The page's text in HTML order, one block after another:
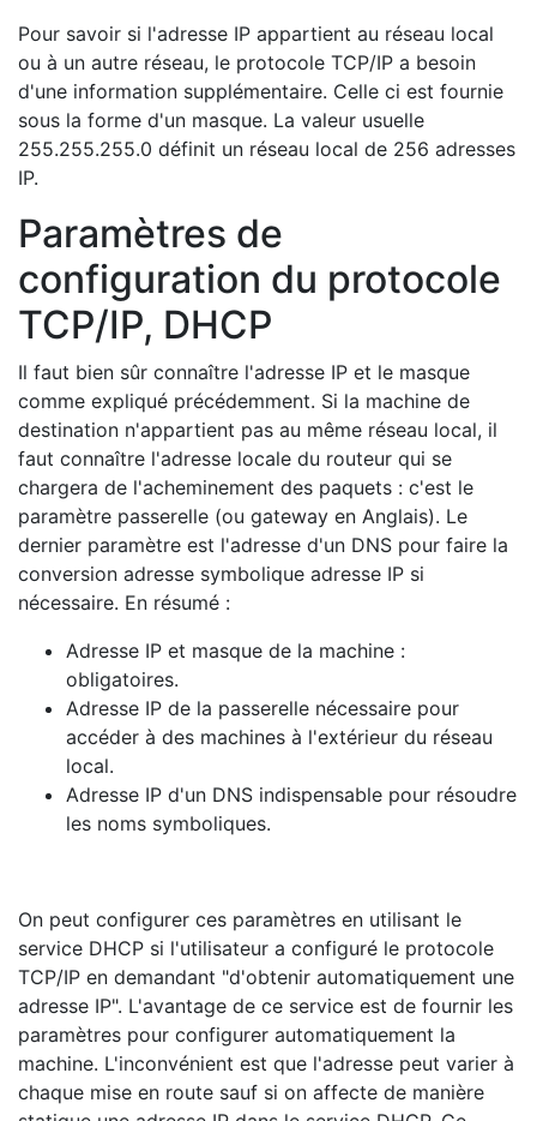
Pour savoir si l'adresse IP appartient au réseau local
ou à un autre réseau, le protocole TCP/IP a besoin
d'une information supplémentaire. Celle ci est fournie
sous la forme d'un masque. La valeur usuelle
255.255.255.0 définit un réseau local de 256 adresses
IP.
Paramètres de
configuration du protocole
TCP/IP, DHCP
Il faut bien sûr connaître l'adresse IP et le masque
comme expliqué précédemment. Si la machine de
destination n'appartient pas au même réseau local, il
faut connaître l'adresse locale du routeur qui se
chargera de l'acheminement des paquets : c'est le
paramètre passerelle (ou gateway en Anglais). Le
dernier paramètre est l'adresse d'un DNS pour faire la
conversion adresse symbolique adresse IP si
nécessaire. En résumé :
Adresse IP et masque de la machine :
obligatoires.
Adresse IP de la passerelle nécessaire pour
accéder à des machines à l'extérieur du réseau
local.
Adresse IP d'un DNS indispensable pour résoudre
les noms symboliques.
On peut configurer ces paramètres en utilisant le
service DHCP si l'utilisateur a configuré le protocole
TCP/IP en demandant "d'obtenir automatiquement une
adresse IP". L'avantage de ce service est de fournir les
paramètres pour configurer automatiquement la
machine. L'inconvénient est que l'adresse peut varier à
chaque mise en route sauf si on affecte de manière